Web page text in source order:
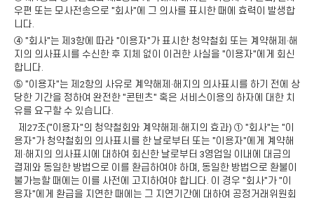
우편 또는 모사전송으로 "회사"에 그 의사를 표시한 때에 효력이 발생합
니다.
④ "회사"는 제3항에 따라 "이용자"가 표시한 청약철회 또는 계약해제·해
지의 의사표시를 수신한 후 지체 없이 이러한 사실을 "이용자"에게 회신
합니다.
⑤ "이용자"는 제2항의 사유로 계약해제·해지의 의사표시를 하기 전에 상
당한 기간을 정하여 완전한 "콘텐츠" 혹은 서비스이용의 하자에 대한 치
유를 요구할 수 있습니다.
제27조("이용자"의 청약철회와 계약해제·해지의 효과) ① "회사"는 "이
용자"가 청약철회의 의사표시를 한 날로부터 또는 "이용자"에게 계약해
제·해지의 의사표시에 대하여 회신한 날로부터 3영업일 이내에 대금의
결제와 동일한 방법으로 이를 환급하여야 하며, 동일한 방법으로 환불이
불가능할 때에는 이를 사전에 고지하여야 합니다. 이 경우 "회사"가 "이
용자"에게 환급을 지연한 때에는 그 지연기간에 대하여 공정거래위원회